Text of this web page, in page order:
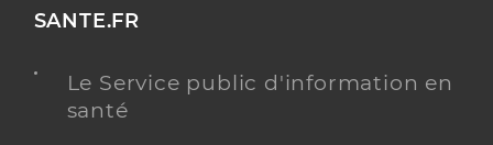
SANTE.FR
Le Service public d'information en
santé